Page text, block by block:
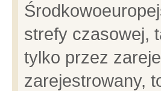
strefy czasowej,
tylko przez
zarejestrowany,